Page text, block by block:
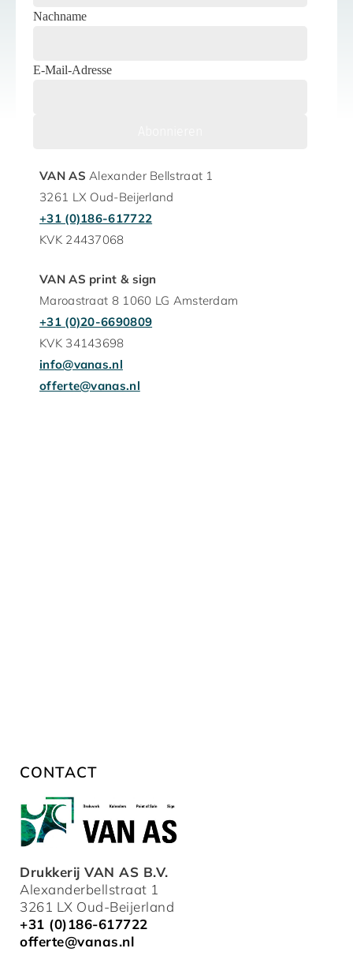
Nachname
E-Mail-Adresse
VAN AS Alexander Bellstraat 1
3261 LX Oud-Beijerland
+31 (0)186-617722
KVK 24437068
VAN AS print & sign
Maroastraat 8 1060 LG Amsterdam
+31 (0)20-6690809
KVK 34143698
info@vanas.nl
offerte@vanas.nl
CONTACT
Drukkerij VAN AS B.V.
Alexanderbellstraat 1
3261 LX Oud-Beijerland
+31 (0)186-617722
offerte@vanas.nl